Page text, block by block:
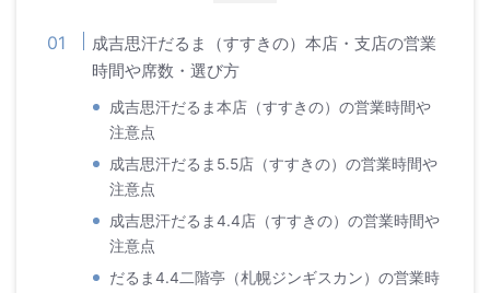
成吉思汗だるま（すすきの）本店・支店の営業
時間や席数・選び方
成吉思汗だるま本店（すすきの）の営業時間や
注意点
成吉思汗だるま5.5店（すすきの）の営業時間や
注意点
成吉思汗だるま4.4店（すすきの）の営業時間や
注意点
だるま4.4二階亭（札幌ジンギスカン）の営業時